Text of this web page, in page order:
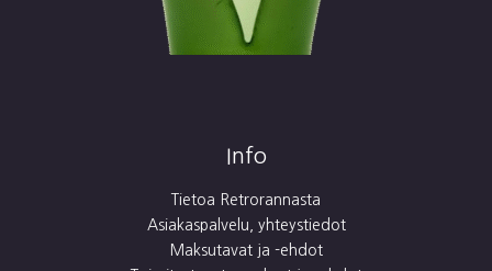
Info
Tietoa Retrorannasta
Asiakaspalvelu, yhteystiedot
Maksutavat ja -ehdot